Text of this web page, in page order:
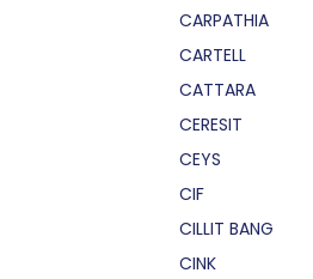
CARPATHIA
CARTELL
CATTARA
CERESIT
CEYS
CIF
CILLIT BANG
CINK